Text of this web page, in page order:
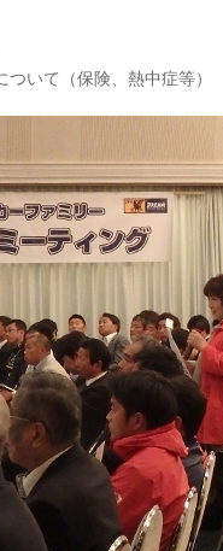
いて（保険、熱中症等）